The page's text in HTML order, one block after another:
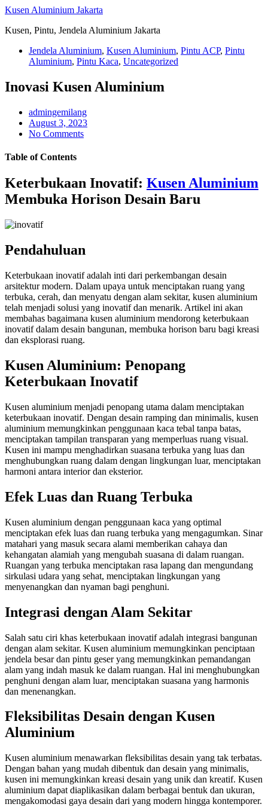
Skip
content
Kusen Aluminium Jakarta
Kusen, Pintu, Jendela Aluminium Jakarta
Jendela Aluminium, Kusen Aluminium, Pintu ACP, Pintu
Aluminium, Pintu Kaca, Uncategorized
Inovasi Kusen Aluminium
admingemilang
August 3, 2023
No Comments
Table of Contents
Keterbukaan Inovatif: Kusen Aluminium
Membuka Horison Desain Baru
Pendahuluan
Keterbukaan inovatif adalah inti dari perkembangan desain
arsitektur modern. Dalam upaya untuk menciptakan ruang yang
terbuka, cerah, dan menyatu dengan alam sekitar, kusen aluminium
telah menjadi solusi yang inovatif dan menarik. Artikel ini akan
membahas bagaimana kusen aluminium mendorong keterbukaan
inovatif dalam desain bangunan, membuka horison baru bagi kreasi
dan eksplorasi ruang.
Kusen Aluminium: Penopang
Keterbukaan Inovatif
Kusen aluminium menjadi penopang utama dalam menciptakan
keterbukaan inovatif. Dengan desain ramping dan minimalis, kusen
aluminium memungkinkan penggunaan kaca tebal tanpa batas,
menciptakan tampilan transparan yang memperluas ruang visual.
Kusen ini mampu menghadirkan suasana terbuka yang luas dan
menghubungkan ruang dalam dengan lingkungan luar, menciptakan
harmoni antara interior dan eksterior.
Efek Luas dan Ruang Terbuka
Kusen aluminium dengan penggunaan kaca yang optimal
menciptakan efek luas dan ruang terbuka yang mengagumkan. Sinar
matahari yang masuk secara alami memberikan cahaya dan
kehangatan alamiah yang mengubah suasana di dalam ruangan.
Ruangan yang terbuka menciptakan rasa lapang dan mengundang
sirkulasi udara yang sehat, menciptakan lingkungan yang
menyenangkan dan nyaman bagi penghuni.
Integrasi dengan Alam Sekitar
Salah satu ciri khas keterbukaan inovatif adalah integrasi bangunan
dengan alam sekitar. Kusen aluminium memungkinkan penciptaan
jendela besar dan pintu geser yang memungkinkan pemandangan
alam yang indah masuk ke dalam ruangan. Hal ini menghubungkan
penghuni dengan alam luar, menciptakan suasana yang harmonis
dan menenangkan.
Fleksibilitas Desain dengan Kusen
Aluminium
Kusen aluminium menawarkan fleksibilitas desain yang tak terbatas.
Dengan bahan yang mudah dibentuk dan desain yang minimalis,
kusen ini memungkinkan kreasi desain yang unik dan kreatif. Kusen
aluminium dapat diaplikasikan dalam berbagai bentuk dan ukuran,
mengakomodasi gaya desain dari yang modern hingga kontemporer.